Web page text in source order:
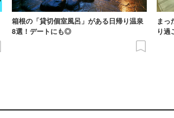
箱根の「貸切個室風呂」がある日帰り温泉
8選！デートにも◎
まっ
り過